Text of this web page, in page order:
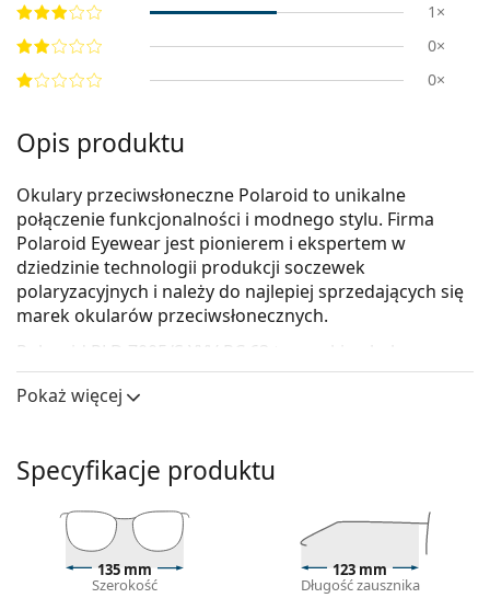
1×
0×
0×
Opis produktu
Okulary przeciwsłoneczne Polaroid to unikalne
połączenie funkcjonalności i modnego stylu. Firma
Polaroid Eyewear jest pionierem i ekspertem w
dziedzinie technologii produkcji soczewek
polaryzacyjnych i należy do najlepiej sprzedających się
marek okularów przeciwsłonecznych.
Polaroid PLD 7005/S YYV RC 63
przeciwsłoneczne.
Skorzystaj z funkcji wirtualnego przymierzania i
przeciwsłonecznych.
Czarny kolor oprawek doskonale pasuje do
chłodnego odcienia skóry oraz do jasnobrązowych,
czarnych lub jasnoblond włosów.
Pokaż więcej
Specyfikacje produktu
135 mm
Szerokość
123 mm
Długość zausznika